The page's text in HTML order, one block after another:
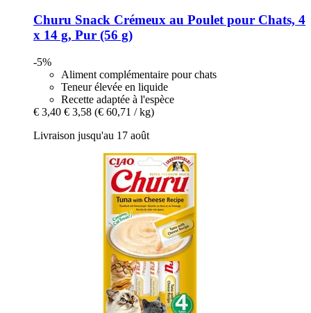
Churu Snack Crémeux au Poulet pour Chats, 4
x 14 g, Pur (56 g)
-5%
Aliment complémentaire pour chats
Teneur élevée en liquide
Recette adaptée à l'espèce
€ 3,40 € 3,58 (€ 60,71 / kg)
Livraison jusqu'au 17 août